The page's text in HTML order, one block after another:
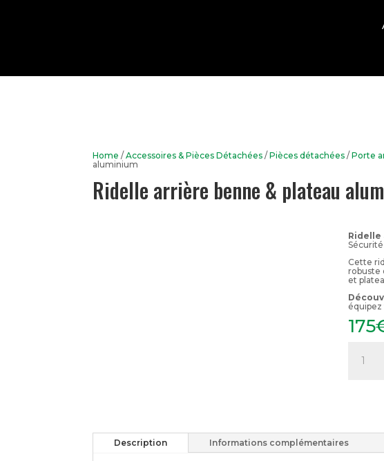
Home /Accessoires & Pièces Détachées /Pièces détachées /Porte
aluminium
Ridelle arrière benne & plateau
Ridelle
Cette
robuste
et
175
Ridelle
Description Informations complémentaires